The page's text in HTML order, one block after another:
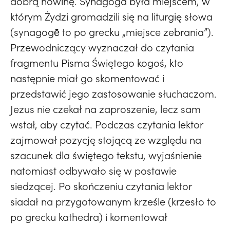
którym Żydzi gromadzili się na liturgię słowa
(synagogē to po grecku „miejsce zebrania”).
Przewodniczący wyznaczał do czytania
fragmentu Pisma Świętego kogoś, kto
następnie miał go skomentować i
przedstawić jego zastosowanie słuchaczom.
Jezus nie czekał na zaproszenie, lecz sam
wstał, aby czytać. Podczas czytania lektor
zajmował pozycję stojącą ze względu na
szacunek dla świętego tekstu, wyjaśnienie
natomiast odbywało się w postawie
siedzącej. Po skończeniu czytania lektor
siadał na przygotowanym krześle (krzesło to
po grecku kathedra) i komentował